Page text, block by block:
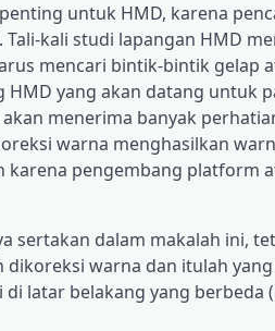
untuk HMD, karena
kali studi lapangan HMD
mencari bintik-bintik gelap
HMD yang akan datang untuk
menerima banyak
warna menghasilkan
karena pengembang platform
sertakan dalam makalah ini,
warna dan itulah
latar belakang yang